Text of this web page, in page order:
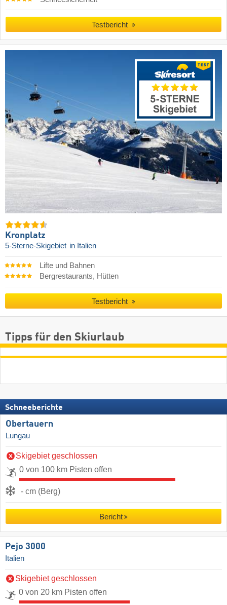
Testbericht
Kronplatz
5-Sterne-Skigebiet in Italien
Lifte und Bahnen
Bergrestaurants, Hütten
Testbericht
Tipps für den Skiurlaub
Schneeberichte
Obertauern
Lungau
Skigebiet geschlossen
0 von 100 km Pisten offen
- cm (Berg)
Bericht
Pejo 3000
Italien
Skigebiet geschlossen
0 von 20 km Pisten offen